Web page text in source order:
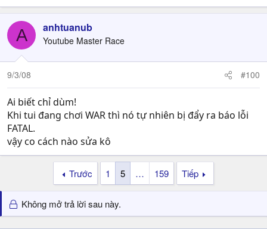
A anhtuanub
Youtube Master Race
9/3/08 #100
Ai biết chỉ dùm!
Khi tui đang chơi WAR thì nó tự nhiên bị đẩy ra báo lỗi
FATAL.
vậy co cách nào sửa kô
Trước 1 5 … 159 Tiếp
Không mở trả lời sau này.